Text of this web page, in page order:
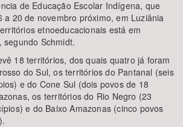
de Educação Escolar Indígena, que
a 20 de novembro próximo, em Luziânia
etnoeducacionais está em
Schmidt.
18 territórios, dos quais quatro já foram
do Sul, os territórios do Pantanal (seis
e do Cone Sul (dois povos de 18
os territórios do Rio Negro (23
e do Baixo Amazonas (cinco povos